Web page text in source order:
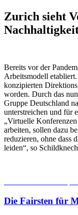
Zurich sieht
Bereits vor der
Arbeitsmodell
konzipierten
worden. Durch das
Gruppe Deutschland
unterstreichen und für
„Virtuelle
arbeiten, sollen dazu
reduzieren, ohne dass
leiden“, so
Die Fairsten für